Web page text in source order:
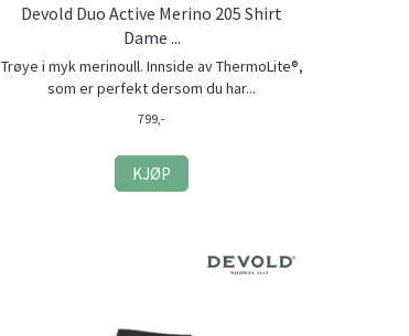
Devold Duo Active Merino 205 Shirt
Dame ...
Trøye i myk merinoull. Innside av ThermoLite®,
som er perfekt dersom du har...
799,-
KJØP